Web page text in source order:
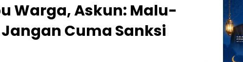
Warga, Askun: Malu-
Cuma Sanksi